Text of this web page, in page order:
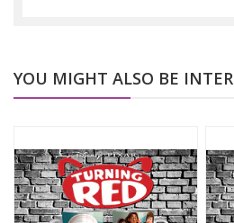
YOU MIGHT ALSO BE